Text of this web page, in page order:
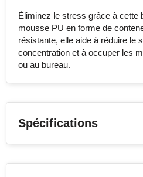
Éliminez le stress grâce à cette
mousse PU en forme de
résistante, elle aide à réduire le
concentration et à occuper les
ou au bureau.
Spécifications